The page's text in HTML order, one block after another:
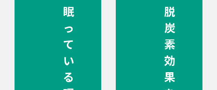
眠
っ
て
い
る
脱
炭
素
効
果